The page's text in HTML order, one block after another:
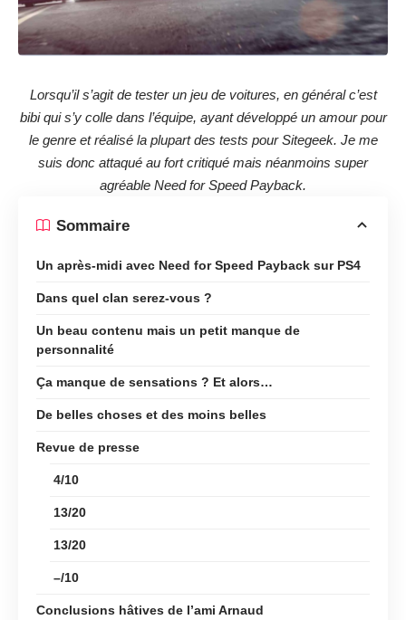
Lorsqu’il s’agit de tester un jeu de voitures, en général c’est
bibi qui s’y colle dans l’équipe, ayant développé un amour pour
le genre et réalisé la plupart des tests pour Sitegeek. Je me
suis donc attaqué au fort critiqué mais néanmoins super
agréable Need for Speed Payback.
Sommaire
Un après-midi avec Need for Speed Payback sur PS4
Dans quel clan serez-vous ?
Un beau contenu mais un petit manque de
personnalité
Ça manque de sensations ? Et alors…
De belles choses et des moins belles
Revue de presse
4/10
13/20
13/20
–/10
Conclusions hâtives de l’ami Arnaud